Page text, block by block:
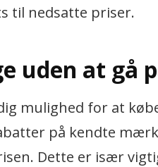
til nedsatte priser.
uden at gå
mulighed for at
på kendte
Dette er især